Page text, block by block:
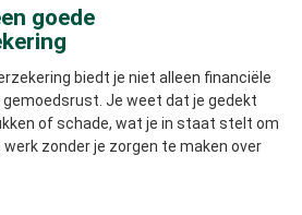
goede
biedt je niet alleen financiële
Je weet dat je gedekt
of schade, wat je in staat stelt om
zonder je zorgen te maken over